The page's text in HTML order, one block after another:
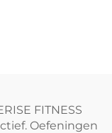
FITNESS
Oefeningen